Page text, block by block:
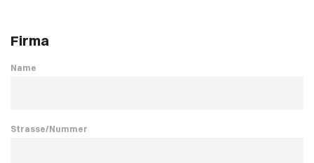
Firma
Name
Strasse/Nummer